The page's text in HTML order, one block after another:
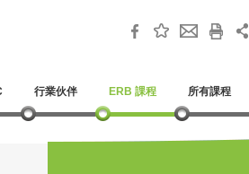
行業伙伴 ERB 課程 所有課程